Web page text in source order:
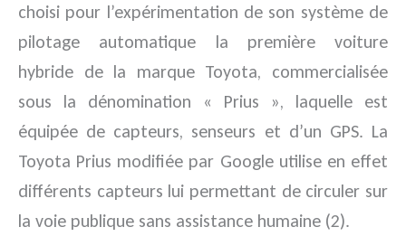
choisi pour l’expérimentation de son système de
pilotage automatique la première voiture
hybride de la marque Toyota, commercialisée
sous la dénomination « Prius », laquelle est
équipée de capteurs, senseurs et d’un GPS. La
Toyota Prius modifiée par Google utilise en effet
différents capteurs lui permettant de circuler sur
la voie publique sans assistance humaine (2).